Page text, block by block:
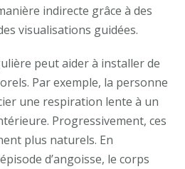
indirecte grâce à des
visualisations guidées.
peut aider à installer de
Par exemple, la personne
une respiration lente à un
Progressivement, ces
plus naturels. En
d’angoisse, le corps